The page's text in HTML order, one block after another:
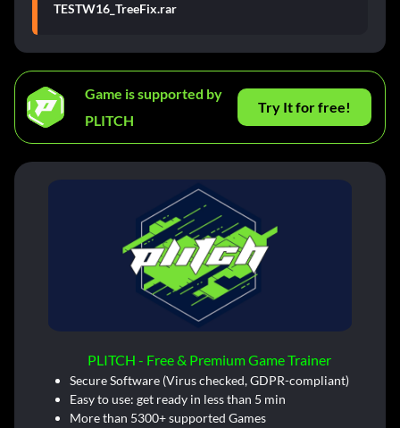
TESTW16_TreeFix.rar
Game is supported by
PLITCH
Try It for free!
PLITCH - Free & Premium Game Trainer
Secure Software (Virus checked, GDPR-compliant)
Easy to use: get ready in less than 5 min
More than 5300+ supported Games